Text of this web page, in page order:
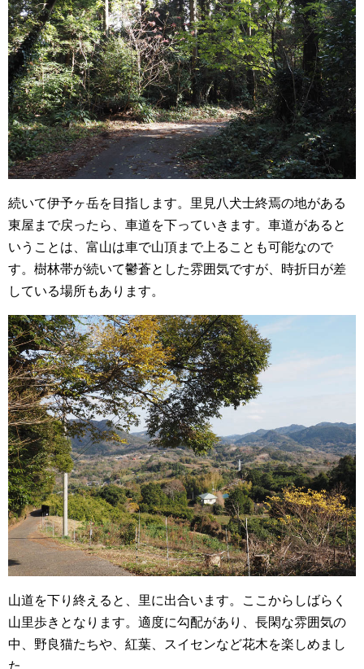
続いて伊予ヶ岳を目指します。里見八犬士終焉の地がある
東屋まで戻ったら、車道を下っていきます。車道があると
いうことは、富山は車で山頂まで上ることも可能なので
す。樹林帯が続いて鬱蒼とした雰囲気ですが、時折日が差
している場所もあります。
山道を下り終えると、里に出合います。ここからしばらく
山里歩きとなります。適度に勾配があり、長閑な雰囲気の
中、野良猫たちや、紅葉、スイセンなど花木を楽しめまし
た。